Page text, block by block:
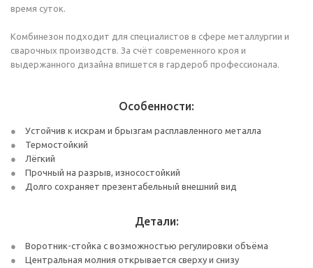
время суток.
Комбинезон подходит для специалистов в сфере металлургии и
сварочных производств. За счёт современного кроя и
выдержанного дизайна впишется в гардероб профессионала.
Особенности:
Устойчив к искрам и брызгам расплавленного металла
Термостойкий
Лёгкий
Прочный на разрыв, износостойкий
Долго сохраняет презентабельный внешний вид
Детали:
Воротник-стойка с возможностью регулировки объёма
Центральная молния открывается сверху и снизу